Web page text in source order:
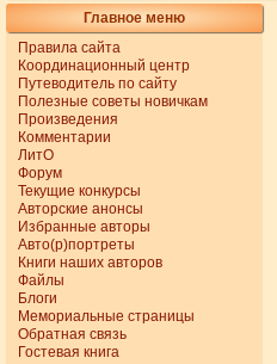
Главное меню
Правила сайта
Координационный центр
Путеводитель по сайту
Полезные советы новичкам
Произведения
Комментарии
ЛитО
Форум
Текущие конкурсы
Авторские анонсы
Избранные авторы
Авто(р)портреты
Книги наших авторов
Файлы
Блоги
Мемориальные страницы
Обратная связь
Гостевая книга